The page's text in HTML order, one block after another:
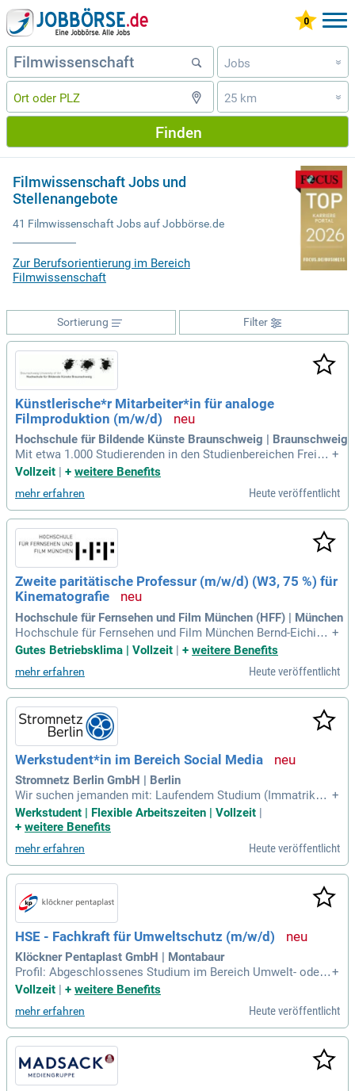
Jobs »
25 km »
Finden
Filmwissenschaft Jobs und
Stellenangebote
41 Filmwissenschaft Jobs auf Jobbörse.de
Zur Berufsorientierung im Bereich
Filmwissenschaft
Filter
Sortierung
Künstlerische*r Mitarbeiter*in für analoge
Filmproduktion (m/w/d)
Hochschule für Bildende Künste Braunschweig | Braunschweig
Mit etwa 1.000 Studierenden in den Studienbereichen Freie
Kunst, Kunstpädagogik/Kunst Lehramt, Darstellendes Spiel,
edienwissenschaften gehört die HBK zu den großen Kunsth
ochschulen in Deutschland
+
Vollzeit
+ weitere Benefits
mehr erfahren Heute veröffentlicht
Zweite paritätische Professur (m/w/d) (W3, 75 %) für
Kinematografie
Hochschule für Fernsehen und Film München (HFF) | München
Hochschule für Fernsehen und Film München Bernd-Eiching
er-Platz 1 80333 München Website: www.hff-muc.de Wissen
sorin Hochschule Lehre Hochschullehrer Hochschullehreri
n.
+
Gutes Betriebsklima | Vollzeit | + weitere Benefits
mehr erfahren Heute veröffentlicht
Werkstudent*in im Bereich Social Media
Stromnetz Berlin GmbH | Berlin
Wir suchen jemanden mit: Laufendem Studium (Immatrikula
tion) der Studienrichtung Kommunikationswissenschaften/-
management Medienwissenschaften, Marketing, Public Rela
für Social Media und sehr
+
Werkstudent | Flexible Arbeitszeiten | Vollzeit |
+ weitere Benefits
mehr erfahren Heute veröffentlicht
HSE - Fachkraft für Umweltschutz (m/w/d)
Klöckner Pentaplast GmbH | Montabaur
Profil: Abgeschlossenes Studium im Bereich Umwelt- oder I
ngenieurswissenschaften oder ähnlich; Ausgebildete Fachkr
dustrie; Mehrjährige Berufserfahrung in der kunststoffverarb
eitenden Industrie
+
Vollzeit
+ weitere Benefits
mehr erfahren Heute veröffentlicht